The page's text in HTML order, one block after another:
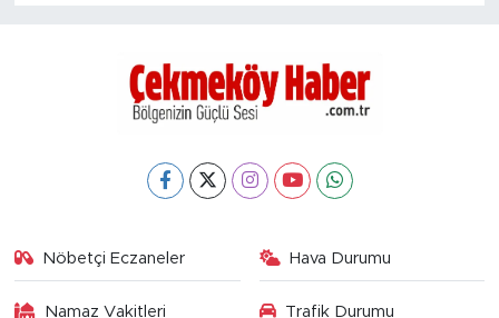
Nöbetçi Eczaneler Hava Durumu
Namaz Vakitleri Trafik Durumu